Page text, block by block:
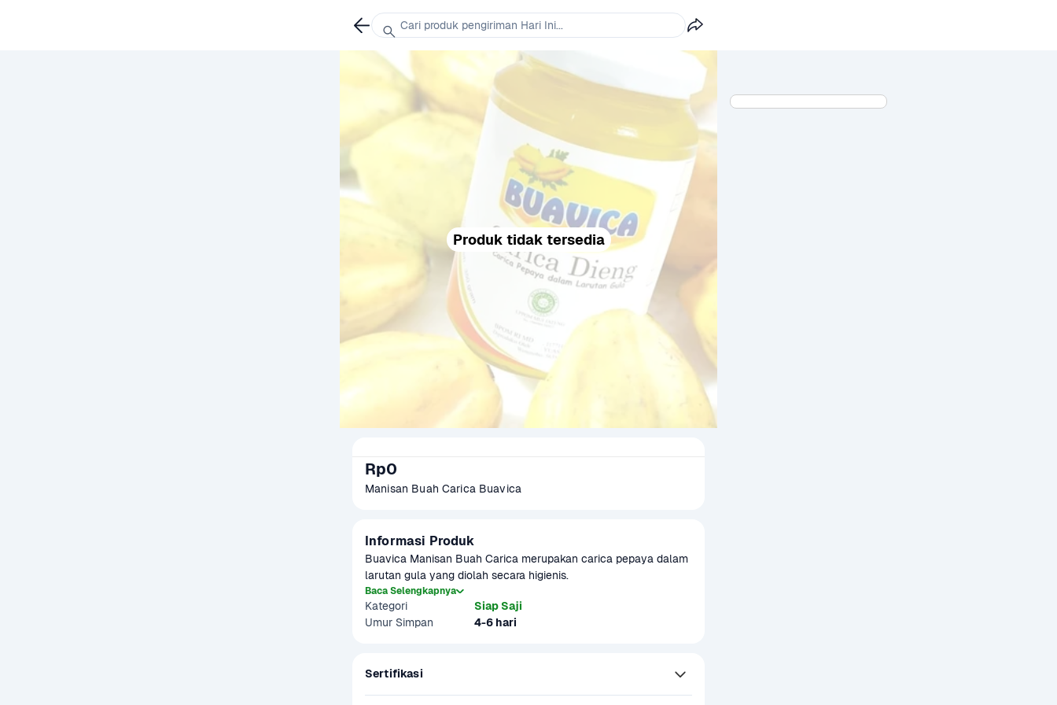
Produk tidak tersedia
Rp0
Manisan Buah Carica Buavica
Informasi Produk
Buavica Manisan Buah Carica merupakan carica pepaya dalam
larutan gula yang diolah secara higienis.
Baca Selengkapnya
Kategori
Siap Saji
Umur Simpan
4-6 hari
Sertifikasi
Cari produk pengiriman Hari Ini...